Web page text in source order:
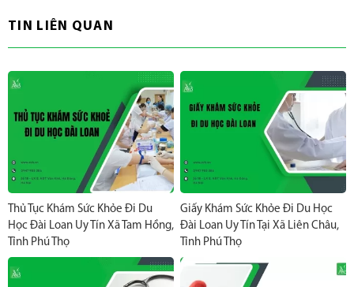
TIN LIÊN QUAN
Thủ Tục Khám Sức Khỏe Đi Du
Học Đài Loan Uy Tín Xã Tam Hồng,
Tỉnh Phú Thọ
Giấy Khám Sức Khỏe Đi Du Học
Đài Loan Uy Tín Tại Xã Liên Châu,
Tỉnh Phú Thọ